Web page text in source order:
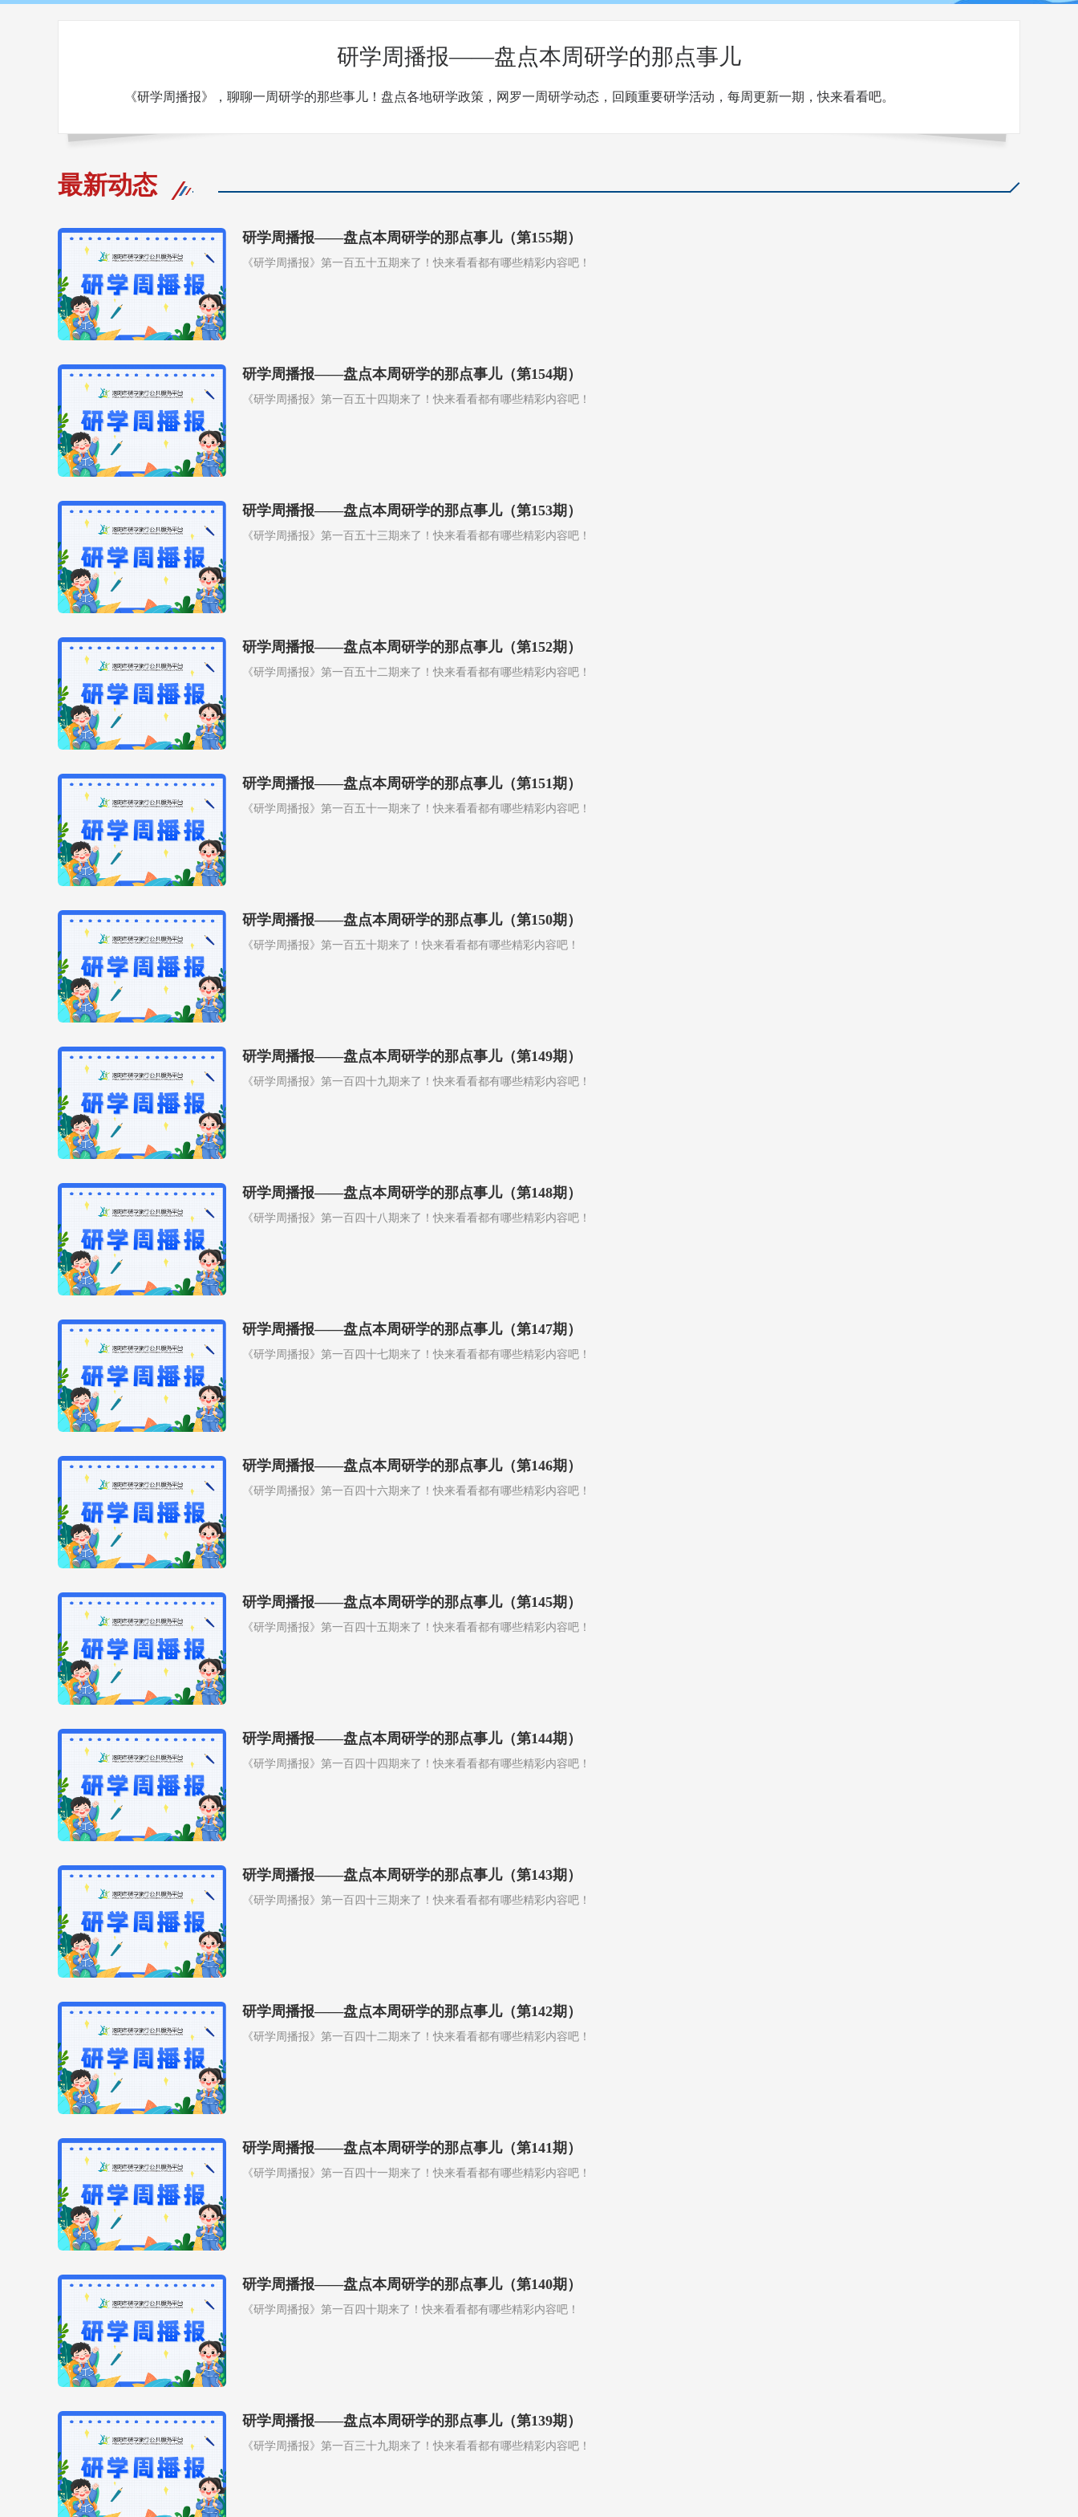
研学周播报——盘点本周研学的那点事儿
《研学周播报》，聊聊一周研学的那些事儿！盘点各地研学政策，网罗一周研学动态，回顾重要研学活动，每周更新一期，快来看看吧。
最新动态
研学周播报——盘点本周研学的那点事儿（第155期）
《研学周播报》第一百五十五期来了！快来看看都有哪些精彩内容吧！
研学周播报——盘点本周研学的那点事儿（第154期）
《研学周播报》第一百五十四期来了！快来看看都有哪些精彩内容吧！
研学周播报——盘点本周研学的那点事儿（第153期）
《研学周播报》第一百五十三期来了！快来看看都有哪些精彩内容吧！
研学周播报——盘点本周研学的那点事儿（第152期）
《研学周播报》第一百五十二期来了！快来看看都有哪些精彩内容吧！
研学周播报——盘点本周研学的那点事儿（第151期）
《研学周播报》第一百五十一期来了！快来看看都有哪些精彩内容吧！
研学周播报——盘点本周研学的那点事儿（第150期）
《研学周播报》第一百五十期来了！快来看看都有哪些精彩内容吧！
研学周播报——盘点本周研学的那点事儿（第149期）
《研学周播报》第一百四十九期来了！快来看看都有哪些精彩内容吧！
研学周播报——盘点本周研学的那点事儿（第148期）
《研学周播报》第一百四十八期来了！快来看看都有哪些精彩内容吧！
研学周播报——盘点本周研学的那点事儿（第147期）
《研学周播报》第一百四十七期来了！快来看看都有哪些精彩内容吧！
研学周播报——盘点本周研学的那点事儿（第146期）
《研学周播报》第一百四十六期来了！快来看看都有哪些精彩内容吧！
研学周播报——盘点本周研学的那点事儿（第145期）
《研学周播报》第一百四十五期来了！快来看看都有哪些精彩内容吧！
研学周播报——盘点本周研学的那点事儿（第144期）
《研学周播报》第一百四十四期来了！快来看看都有哪些精彩内容吧！
研学周播报——盘点本周研学的那点事儿（第143期）
《研学周播报》第一百四十三期来了！快来看看都有哪些精彩内容吧！
研学周播报——盘点本周研学的那点事儿（第142期）
《研学周播报》第一百四十二期来了！快来看看都有哪些精彩内容吧！
研学周播报——盘点本周研学的那点事儿（第141期）
《研学周播报》第一百四十一期来了！快来看看都有哪些精彩内容吧！
研学周播报——盘点本周研学的那点事儿（第140期）
《研学周播报》第一百四十期来了！快来看看都有哪些精彩内容吧！
研学周播报——盘点本周研学的那点事儿（第139期）
《研学周播报》第一百三十九期来了！快来看看都有哪些精彩内容吧！